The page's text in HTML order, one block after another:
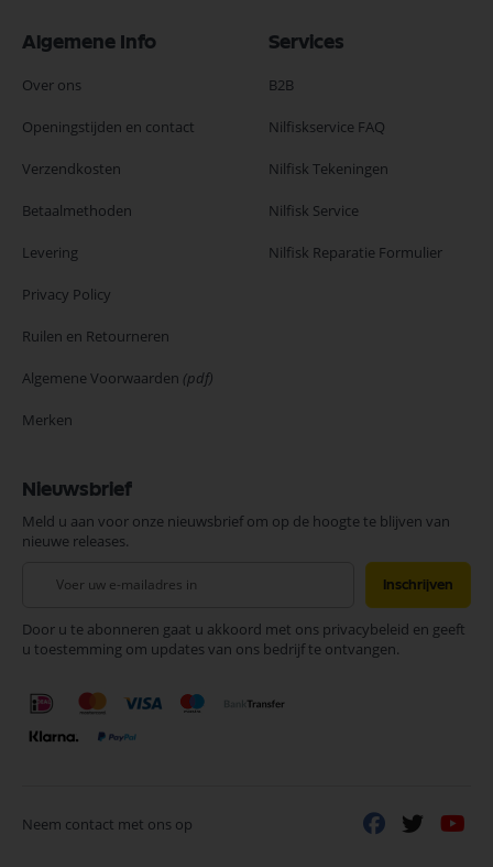
Algemene Info
Over ons
Openingstijden en contact
Verzendkosten
Betaalmethoden
Levering
Privacy Policy
Ruilen en Retourneren
Algemene Voorwaarden (pdf)
Merken
Services
B2B
Nilfiskservice FAQ
Nilfisk Tekeningen
Nilfisk Service
Nilfisk Reparatie Formulier
Nieuwsbrief
Meld u aan voor onze nieuwsbrief om op de hoogte te blijven van
nieuwe releases.
onze
nieuwsbrief
Inschrijven
Door u te abonneren gaat u akkoord met ons privacybeleid en geeft
u toestemming om updates van ons bedrijf te ontvangen.
Neem contact met ons op